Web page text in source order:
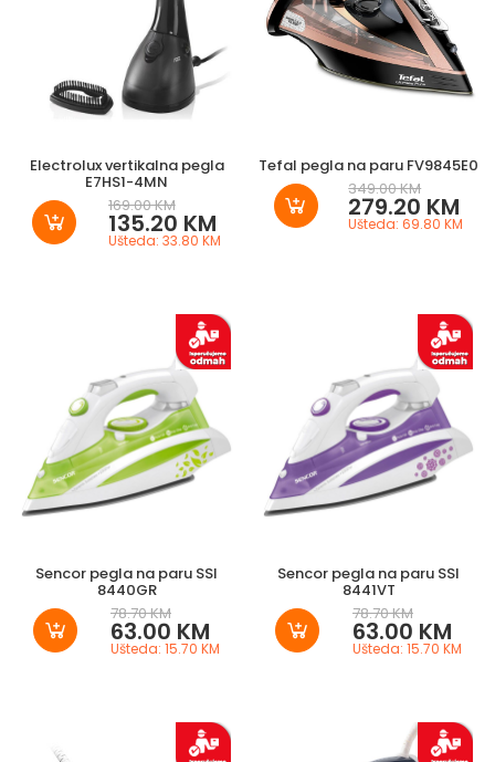
Electrolux vertikalna pegla
E7HS1-4MN
169.00 KM
135.20 KM
Ušteda: 33.80 KM
Tefal pegla na paru FV9845E0
349.00 KM
279.20 KM
Ušteda: 69.80 KM
Sencor pegla na paru SSI
8440GR
78.70 KM
63.00 KM
Ušteda: 15.70 KM
Sencor pegla na paru SSI
8441VT
78.70 KM
63.00 KM
Ušteda: 15.70 KM